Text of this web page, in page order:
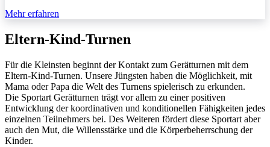
Mehr erfahren
Eltern-Kind-Turnen
Für die Kleinsten beginnt der Kontakt zum Gerätturnen mit dem
Eltern-Kind-Turnen. Unsere Jüngsten haben die Möglichkeit, mit
Mama oder Papa die Welt des Turnens spielerisch zu erkunden.
Die Sportart Gerätturnen trägt vor allem zu einer positiven
Entwicklung der koordinativen und konditionellen Fähigkeiten jedes
einzelnen Teilnehmers bei. Des Weiteren fördert diese Sportart aber
auch den Mut, die Willensstärke und die Körperbeherrschung der
Kinder.